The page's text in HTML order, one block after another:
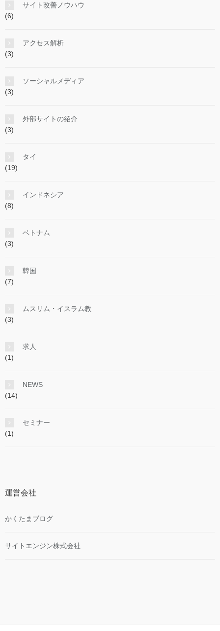
サイト改善ノウハウ
(6)
アクセス解析
(3)
ソーシャルメディア
(3)
外部サイトの紹介
(3)
タイ
(19)
インドネシア
(8)
ベトナム
(3)
韓国
(7)
ムスリム・イスラム教
(3)
求人
(1)
NEWS
(14)
セミナー
(1)
運営会社
かくたまブログ
サイトエンジン株式会社